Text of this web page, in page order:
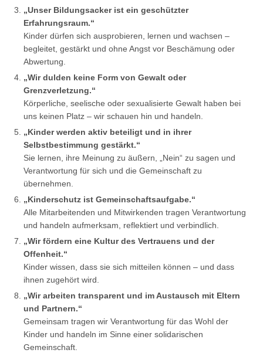
„Unser Bildungsacker ist ein geschützter
Erfahrungsraum.“
Kinder dürfen sich ausprobieren, lernen und wachsen –
begleitet, gestärkt und ohne Angst vor Beschämung oder
Abwertung.
„Wir dulden keine Form von Gewalt oder
Grenzverletzung.“
Körperliche, seelische oder sexualisierte Gewalt haben bei
uns keinen Platz – wir schauen hin und handeln.
„Kinder werden aktiv beteiligt und in ihrer
Selbstbestimmung gestärkt.“
Sie lernen, ihre Meinung zu äußern, „Nein“ zu sagen und
Verantwortung für sich und die Gemeinschaft zu
übernehmen.
„Kinderschutz ist Gemeinschaftsaufgabe.“
Alle Mitarbeitenden und Mitwirkenden tragen Verantwortung
und handeln aufmerksam, reflektiert und verbindlich.
„Wir fördern eine Kultur des Vertrauens und der
Offenheit.“
Kinder wissen, dass sie sich mitteilen können – und dass
ihnen zugehört wird.
„Wir arbeiten transparent und im Austausch mit Eltern
und Partnern.“
Gemeinsam tragen wir Verantwortung für das Wohl der
Kinder und handeln im Sinne einer solidarischen
Gemeinschaft.